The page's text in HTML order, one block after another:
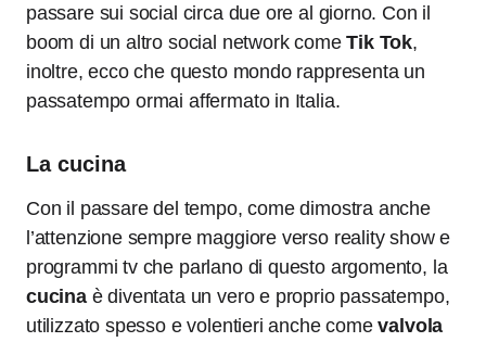
passare sui social circa due ore al giorno. Con il
boom di un altro social network comeTik Tok,
inoltre, ecco che questo mondo rappresenta un
passatempo ormai affermato in Italia.
La cucina
Con il passare del tempo, come dimostra anche
l’attenzione sempre maggiore verso reality show e
programmi tv che parlano di questo argomento, la
cucinaè diventata un vero e proprio passatempo,
utilizzato spesso e volentieri anche comevalvola